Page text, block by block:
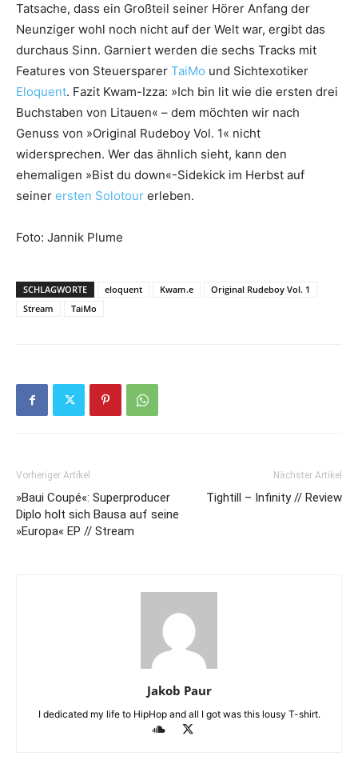
Tatsache, dass ein Großteil seiner Hörer Anfang der
Neunziger wohl noch nicht auf der Welt war, ergibt das
durchaus Sinn. Garniert werden die sechs Tracks mit
Features von Steuersparer TaiMo und Sichtexotiker
Eloquent. Fazit Kwam-Izza: »Ich bin lit wie die ersten drei
Buchstaben von Litauen« – dem möchten wir nach
Genuss von »Original Rudeboy Vol. 1« nicht
widersprechen. Wer das ähnlich sieht, kann den
ehemaligen »Bist du down«-Sidekick im Herbst auf
seiner ersten Solotour erleben.
Foto: Jannik Plume
SCHLAGWORTE eloquent Kwam.e
Original Rudeboy Vol. 1
Stream
TaiMo
Vorheriger Artikel
»Baui Coupé«: Superproducer
Diplo holt sich Bausa auf seine
»Europa« EP // Stream
Nächster Artikel
Tightill – Infinity // Review
Jakob Paur
I dedicated my life to HipHop and all I got was this lousy T-shirt.